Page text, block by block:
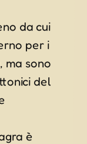
è
vince
il
La
con
il
dalla
del
vivo